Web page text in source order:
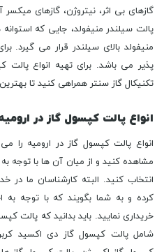
گازهای بی اثر، نیتروژن، گازهای
پالت سیلندر منیفولد، جایی که
منیفولد بالای سیلندر قرار می گیرد.
پذیر می باشد. برای تهیه انواع پالت
تکنیکال گاز سنتر همراهی کنید تا
انواع پالت کپسول گاز در
انواع پالت کپسول گاز در ارومیه را
مشاهده کنید و از میان آن ها با توجه به
انتخاب کنید. البته کارشناسان ما در
کرده و به شما بگویند که با توجه به
خریداری نمایید. باید بدانید که پالت
شامل پالت کپسول گاز دی اکسید